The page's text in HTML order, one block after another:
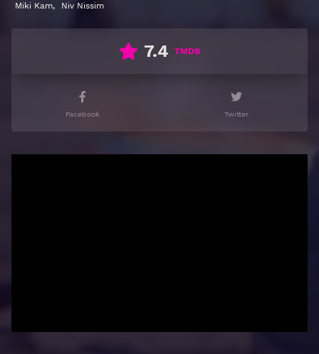
Miki Kam, Niv Nissim
7.4 TMDB
Facebook Twitter